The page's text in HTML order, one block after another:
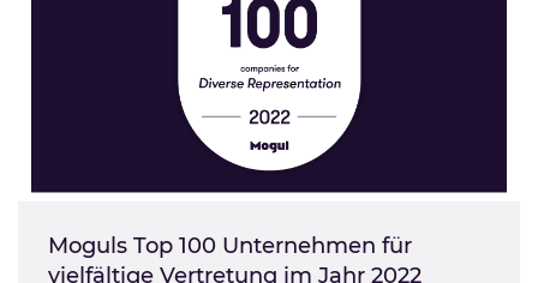
Moguls Top 100 Unternehmen für
vielfältige Vertretung im Jahr 2022